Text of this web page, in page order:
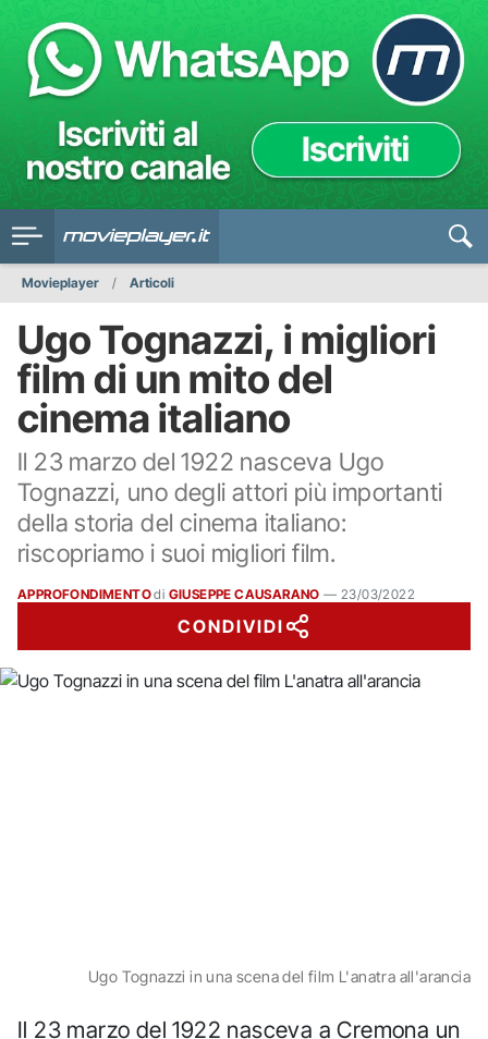
Movieplayer Articoli
Ugo Tognazzi, i migliori
film di un mito del
cinema italiano
Il 23 marzo del 1922 nasceva Ugo
Tognazzi, uno degli attori più importanti
della storia del cinema italiano:
riscopriamo i suoi migliori film.
APPROFONDIMENTOdi GIUSEPPE CAUSARANO —23/03/2022
CONDIVIDI
Ugo Tognazzi in una scena del film L'anatra all'arancia
Il 23 marzo del 1922 nasceva a Cremona un